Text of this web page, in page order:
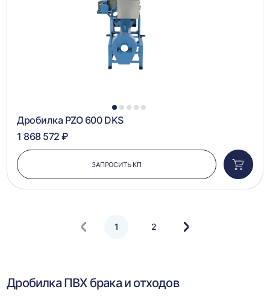
1 2 3 4 5
Дробилка PZO 600 DKS
1 868 572 ₽
ЗАПРОСИТЬ КП
в
1 2
Следующая
Дробилка ПВХ брака и отходов